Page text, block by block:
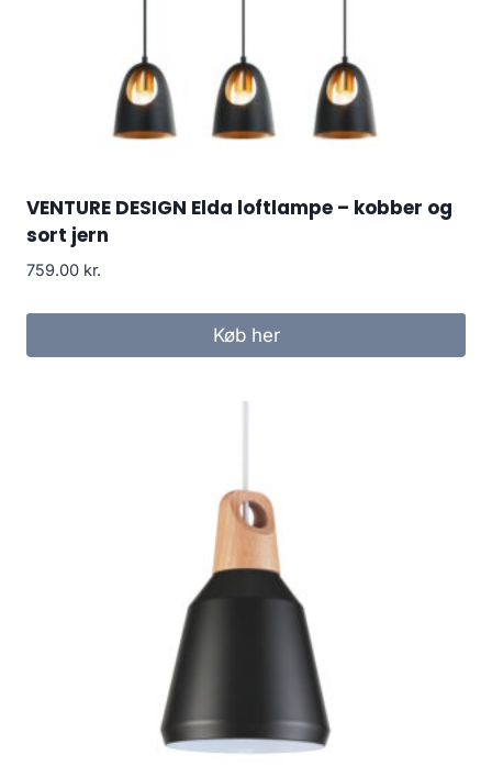
VENTURE DESIGN Elda loftlampe – kobber og
sort jern
759.00 kr.
Køb her